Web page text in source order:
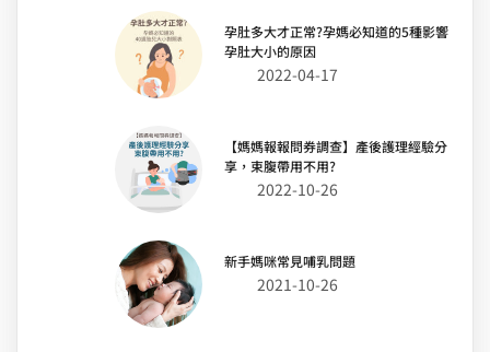
孕肚多大才正常?孕媽必知道的5種影響
孕肚大小的原因
2022-04-17
【媽媽報報問券調查】產後護理經驗分
享，束腹帶用不用?
2022-10-26
新手媽咪常見哺乳問題
2021-10-26